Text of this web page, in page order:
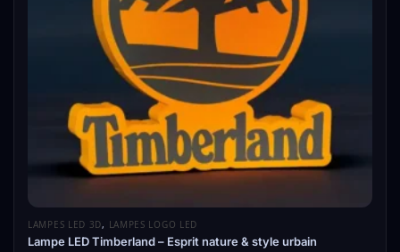
LAMPES LED 3D, LAMPES LOGO LED
Lampe LED Timberland – Esprit nature & style urbain